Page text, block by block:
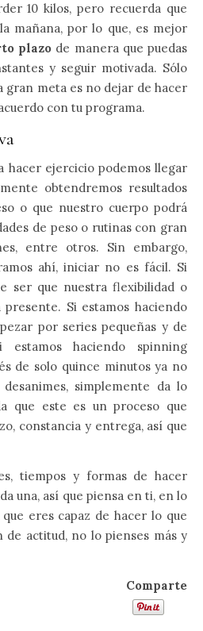
10 kilos, pero recuerda que
mañana, por lo que, es mejor
plazo de manera que puedas
y seguir motivada. Sólo
gran meta es no dejar de hacer
con tu programa.
hacer ejercicio podemos llegar
obtendremos resultados
o que nuestro cuerpo podrá
de peso o rutinas con gran
entre otros. Sin embargo,
ahí, iniciar no es fácil. Si
ser que nuestra flexibilidad o
Si estamos haciendo
por series pequeñas y de
estamos haciendo spinning
de solo quince minutos ya no
simplemente da lo
que este es un proceso que
constancia y entrega, así que
tiempos y formas de hacer
una, así que piensa en ti, en lo
eres capaz de hacer lo que
de actitud, no lo pienses más y
Comparte